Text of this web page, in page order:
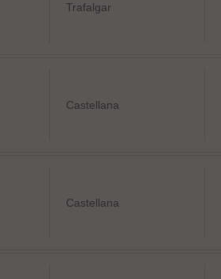
Trafalgar
Castellana
Castellana